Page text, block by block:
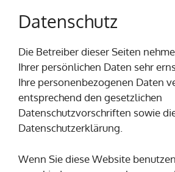
Datenschutz
Die Betreiber dieser Seiten
Ihrer persönlichen Daten sehr
Ihre personenbezogenen Daten
entsprechend den gesetzlichen
Datenschutzvorschriften sowie
Datenschutzerklärung.
Wenn Sie diese Website